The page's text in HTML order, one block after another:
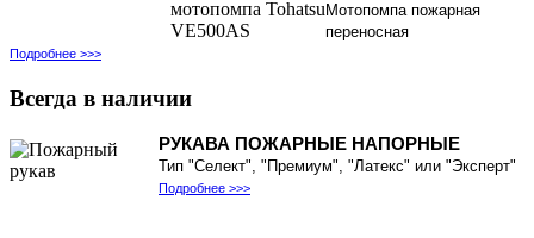
Мотопомпа пожарная
переносная
Подробнее >>>
Всегда в наличии
РУКАВА ПОЖАРНЫЕ НАПОРНЫЕ
Тип "Селект", "Премиум", "Латекс" или "Эксперт"
Подробнее >>>